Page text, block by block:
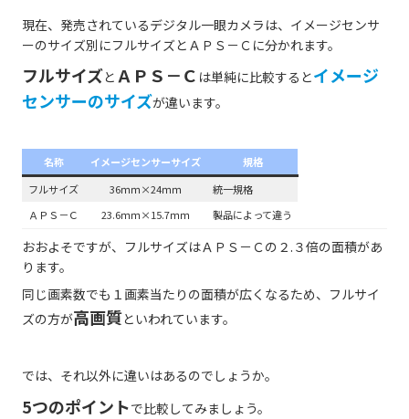
現在、発売されているデジタル一眼カメラは、イメージセンサ
ーのサイズ別にフルサイズとＡＰＳ－Ｃに分かれます。
フルサイズと ＡＰＳ－Ｃ は単純に比較するとイメージ
センサーのサイズが違います。
名称 イメージセンサーサイズ
規格
フルサイズ
36ｍｍ×24ｍｍ
統一規格
ＡＰＳ－Ｃ
23.6ｍｍ×15.7ｍｍ 製品によって違う
おおよそですが、フルサイズはＡＰＳ－Ｃの２.３倍の面積があ
ります。
同じ画素数でも１画素当たりの面積が広くなるため、フルサイ
ズの方が高画質といわれています。
では、それ以外に違いはあるのでしょうか。
5つのポイントで比較してみましょう。